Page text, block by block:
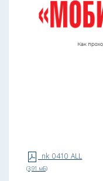
nk_0410_ALL
(3,91 мБ)